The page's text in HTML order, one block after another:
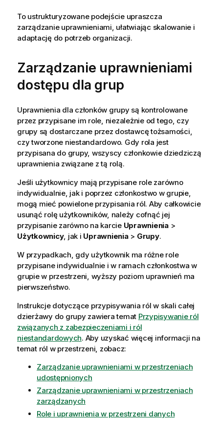
To ustrukturyzowane podejście upraszcza
zarządzanie uprawnieniami, ułatwiając skalowanie i
adaptację do potrzeb organizacji.
Zarządzanie uprawnieniami
dostępu dla grup
Uprawnienia dla członków grupy są kontrolowane
przez przypisane im role, niezależnie od tego, czy
grupy są dostarczane przez dostawcę tożsamości,
czy tworzone niestandardowo. Gdy rola jest
przypisana do grupy, wszyscy członkowie dziedziczą
uprawnienia związane z tą rolą.
Jeśli użytkownicy mają przypisane role zarówno
indywidualnie, jak i poprzez członkostwo w grupie,
mogą mieć powielone przypisania ról. Aby całkowicie
usunąć rolę użytkowników, należy cofnąć jej
przypisanie zarówno na karcie Uprawnienia>
Użytkownicy, jak i Uprawnienia> Grupy.
W przypadkach, gdy użytkownik ma różne role
przypisane indywidualnie i w ramach członkostwa w
grupie w przestrzeni, wyższy poziom uprawnień ma
pierwszeństwo.
Instrukcje dotyczące przypisywania ról w skali całej
dzierżawy do grupy zawiera temat Przypisywanie ról
związanych z zabezpieczeniami i ról
niestandardowych. Aby uzyskać więcej informacji na
temat ról w przestrzeni, zobacz:
Zarządzanie uprawnieniami w przestrzeniach
udostępnionych
Zarządzanie uprawnieniami w przestrzeniach
zarządzanych
Role i uprawnienia w przestrzeni danych